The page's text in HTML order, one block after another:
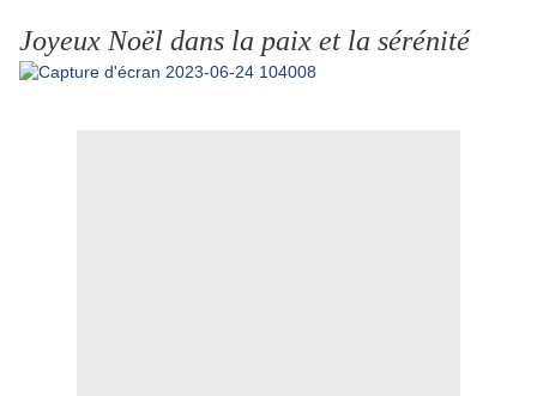
Joyeux Noël dans la paix et la sérénité